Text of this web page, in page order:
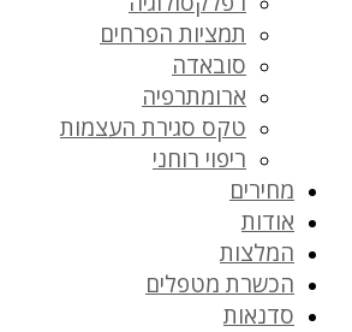
תמציות הפרחים
סובאדה
ארומתרפיה
טקס סגירת העצמות
ריפוי רוחני
מחירים
אודות
המלצות
הכשרת מטפלים
סדנאות